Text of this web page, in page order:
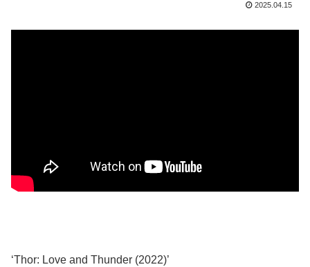
2025.04.15
‘Thor: Love and Thunder (2022)’